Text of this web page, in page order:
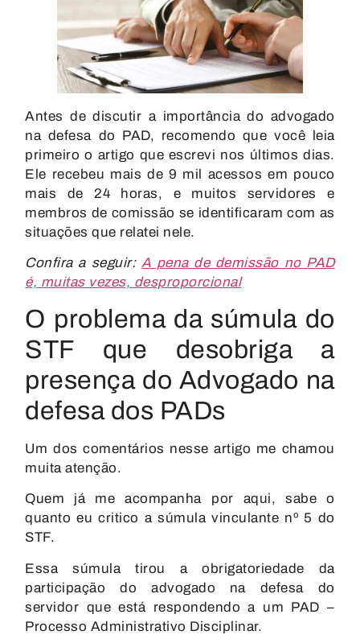
Antes de discutir a importância do advogado
na defesa do PAD, recomendo que você leia
primeiro o artigo que escrevi nos últimos dias.
Ele recebeu mais de 9 mil acessos em pouco
mais de 24 horas, e muitos servidores e
membros de comissão se identificaram com as
situações que relatei nele.
Confira a seguir: A pena de demissão no PAD
é, muitas vezes, desproporcional
O problema da súmula do
STF que desobriga a
presença do Advogado na
defesa dos PADs
Um dos comentários nesse artigo me chamou
muita atenção.
Quem já me acompanha por aqui, sabe o
quanto eu critico a súmula vinculante nº 5 do
STF.
Essa súmula tirou a obrigatoriedade da
participação do advogado na defesa do
servidor que está respondendo a um PAD –
Processo Administrativo Disciplinar.